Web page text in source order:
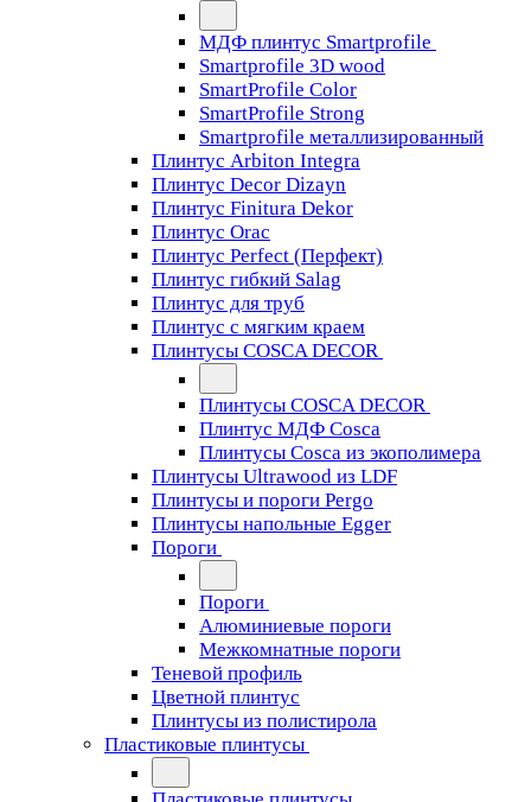
МДФ плинтус Smartprofile
Smartprofile 3D wood
SmartProfile Color
SmartProfile Strong
Smartprofile металлизированный
Плинтус Arbiton Integra
Плинтус Decor Dizayn
Плинтус Finitura Dekor
Плинтус Orac
Плинтус Perfect (Перфект)
Плинтус гибкий Salag
Плинтус для труб
Плинтус с мягким краем
Плинтусы COSCA DECOR
Плинтусы COSCA DECOR
Плинтус МДФ Cosca
Плинтусы Cosca из экополимера
Плинтусы Ultrawood из LDF
Плинтусы и пороги Pergo
Плинтусы напольные Egger
Пороги
Пороги
Алюминиевые пороги
Межкомнатные пороги
Теневой профиль
Цветной плинтус
Плинтусы из полистирола
Пластиковые плинтусы